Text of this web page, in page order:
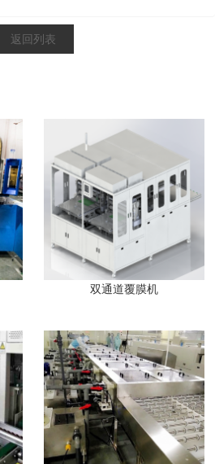
返回列表
双通道覆膜机